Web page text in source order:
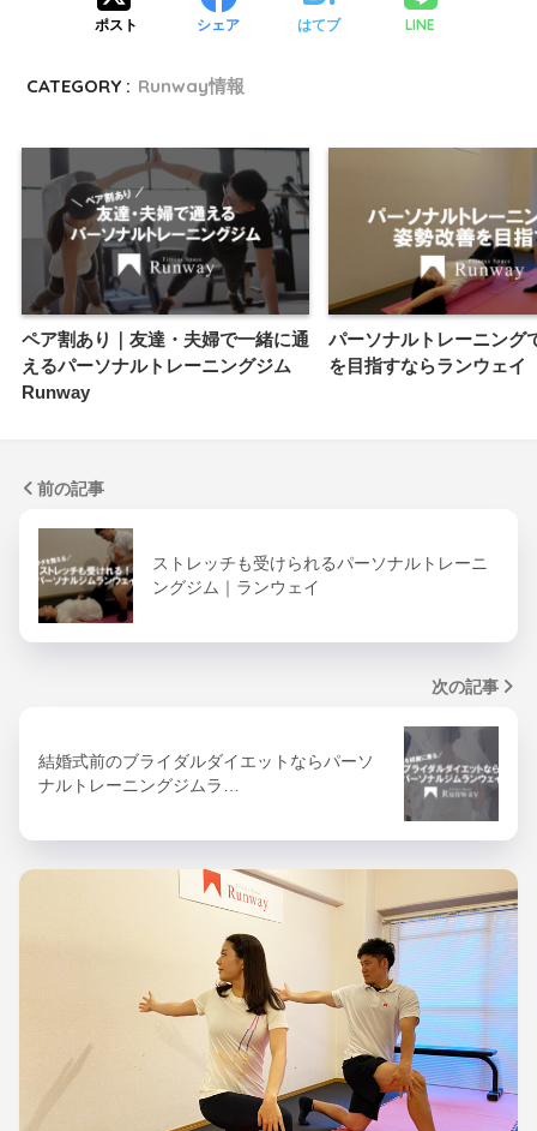
ポスト シェア はてブ LINE
CATEGORY : Runway情報
ペア割あり｜友達・夫婦で一緒に通
えるパーソナルトレーニングジム
Runway
パーソナルトレーニング
を目指すならランウェイ
前の記事
ストレッチも受けられるパーソナルトレーニ
ングジム｜ランウェイ
次の記事
結婚式前のブライダルダイエットならパーソ
ナルトレーニングジムラ…